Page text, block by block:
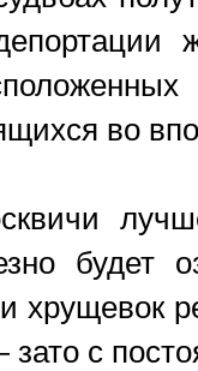
во
будет
хрущевок
с